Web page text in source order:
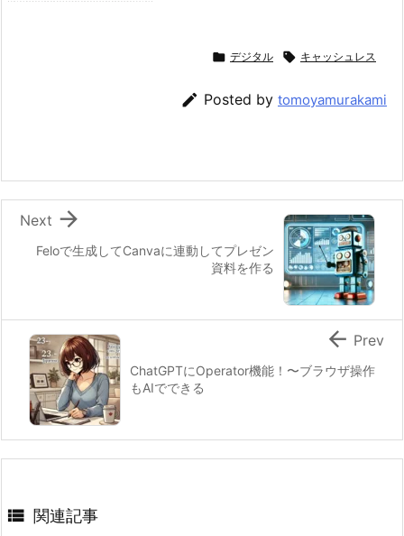
 デジタル  キャッシュレス
 Posted by tomoyamurakami
Feloで生成してCanvaに連動してプレゼン
資料を作る

Next
ChatGPTにOperator機能！〜ブラウザ操作
もAIでできる
 Prev
 関連記事